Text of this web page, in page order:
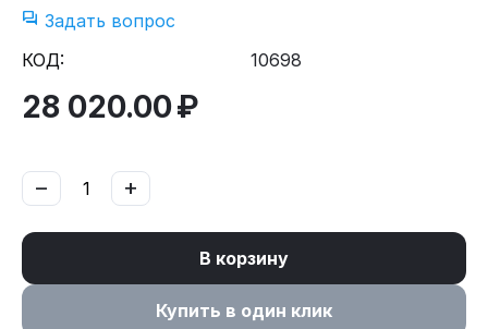
Задать вопрос
КОД:
10698
28 020.00₽
+
−
В корзину
Купить в один клик